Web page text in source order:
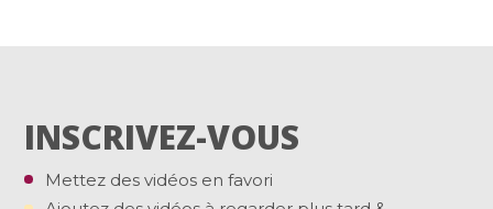
INSCRIVEZ-VOUS
Mettez des vidéos en favori